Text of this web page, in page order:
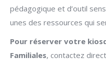
pédagogique et d’outil
unes des ressources qui
Pour réserver votre
Familiales, contactez